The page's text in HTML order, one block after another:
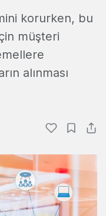
korurken, bu
müşteri
alınması